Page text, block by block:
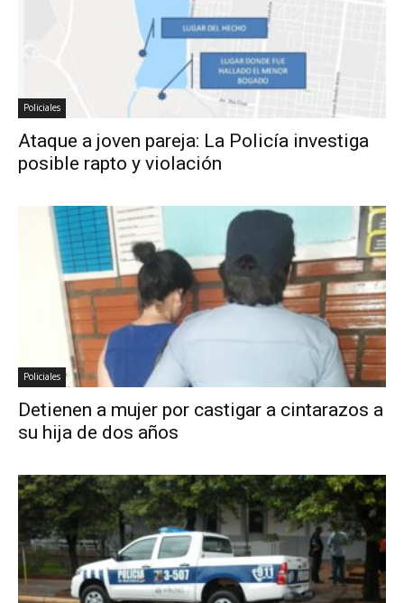
Policiales
Ataque a joven pareja: La Policía investiga
posible rapto y violación
Policiales
Detienen a mujer por castigar a cintarazos a
su hija de dos años